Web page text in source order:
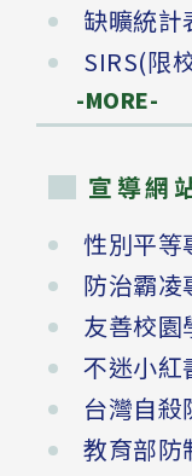
缺曠統計
SIRS(限
-MORE-
宣導網
性別平等
防治霸凌
友善校園
不迷小紅
台灣自殺
教育部防